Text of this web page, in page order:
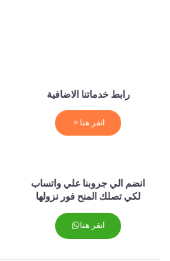
رابط خدماتنا الاضافية
انقر هنا
انضم الي جروبنا علي واتساب
لكي تصلك المنح فور نزولها
انقر هنا